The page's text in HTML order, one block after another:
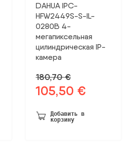
DAHUA IPC-
HFW2449S-S-IL-
0280B 4-
мегапиксельная
цилиндрическая IP-
камера
180,70€
Первоначальная
была:
180,70 €.
105,50 €
Добавить в
корзину